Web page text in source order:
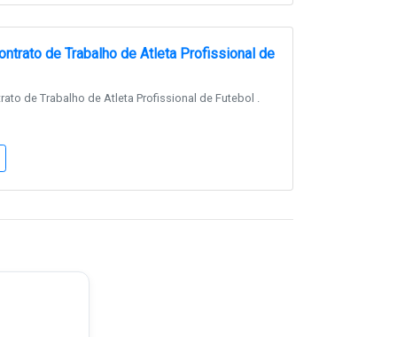
de Trabalho de Atleta Profissional de
de Trabalho de Atleta Profissional de Futebol .